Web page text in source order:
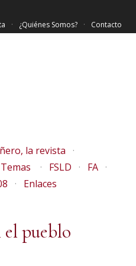
¿Quiénes Somos? Contacto
la revista
Temas FSLD
FA
Enlaces
pueblo